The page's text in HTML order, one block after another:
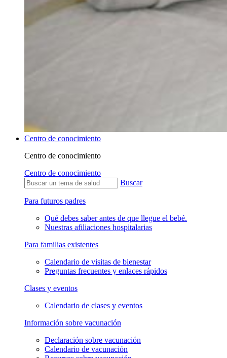
Centro de conocimiento
Centro de conocimiento
Centro de conocimiento
Buscar
Para futuros padres
Qué debes saber antes de que llegue el bebé.
Nuestras afiliaciones hospitalarias
Para familias existentes
Calendario de visitas de bienestar
Preguntas frecuentes y enlaces rápidos
Clases y eventos
Calendario de clases y eventos
Información sobre vacunación
Declaración sobre vacunación
Calendario de vacunación